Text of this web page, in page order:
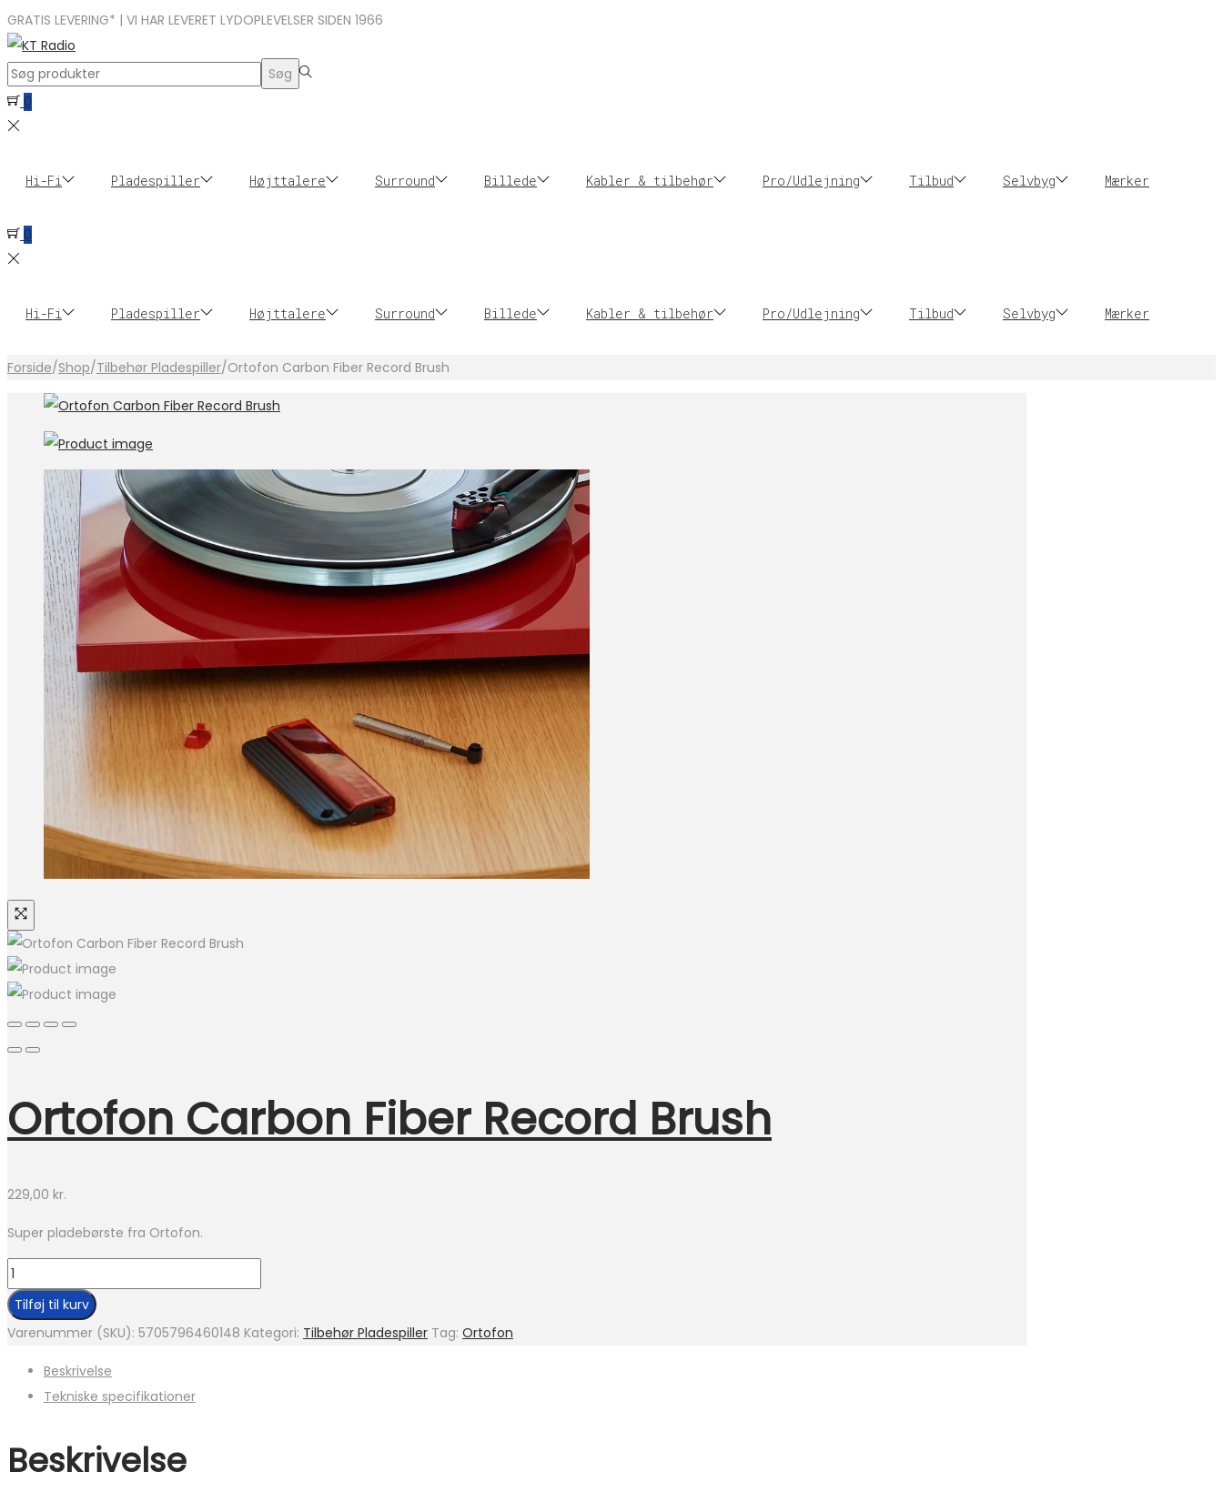
GRATIS LEVERING* | VI HAR LEVERET LYDOPLEVELSER SIDEN 1966
Search
for:>
Søg
0
Hi-Fi Pladespiller Højttalere Surround Billede Kabler & tilbehør Pro/Udlejning Tilbud Selvbyg Mærker
0
Hi-Fi Pladespiller Højttalere Surround Billede Kabler & tilbehør Pro/Udlejning Tilbud Selvbyg Mærker
Forside/Shop/Tilbehør Pladespiller/Ortofon Carbon Fiber Record Brush
Ortofon Carbon Fiber Record Brush
229,00 kr.
Super pladebørste fra Ortofon.
Ortofon
Carbon
Fiber
Brush
antal
Tilføj til kurv
Varenummer (SKU): 5705796460148 Kategori: Tilbehør Pladespiller Tag: Ortofon
Beskrivelse
Tekniske specifikationer
Beskrivelse